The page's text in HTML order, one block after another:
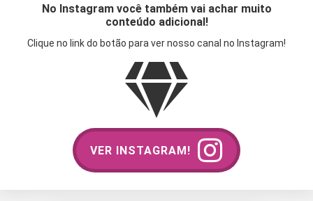
No Instagram você também vai achar muito
conteúdo adicional!
Clique no link do botão para ver nosso canal no Instagram!
VER INSTAGRAM!